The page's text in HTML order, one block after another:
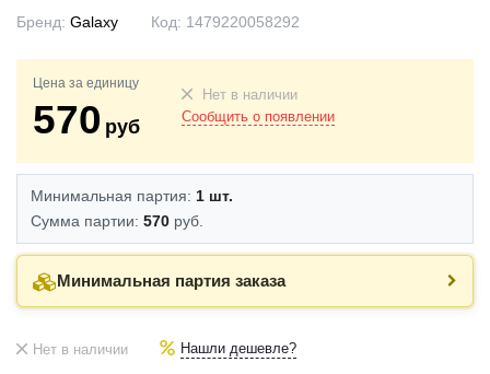
Бренд: Galaxy Код: 1479220058292
Цена за единицу
570 руб
Нет в наличии
Сообщить о появлении
Минимальная партия: 1 шт.
Сумма партии: 570 руб.
Минимальная партия заказа
Нет в наличии Нашли дешевле?